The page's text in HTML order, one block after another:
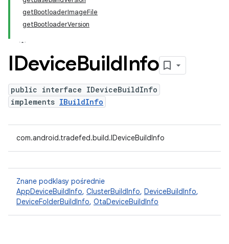
getBootloaderImageFile
getBootloaderVersion
IDeviceBuildInfo
public interface IDeviceBuildInfo
implements IBuildInfo
com.android.tradefed.build.IDeviceBuildInfo
Znane podklasy pośrednie
AppDeviceBuildInfo, ClusterBuildInfo, DeviceBuildInfo,
DeviceFolderBuildInfo, OtaDeviceBuildInfo